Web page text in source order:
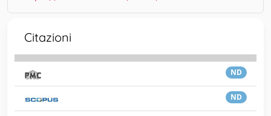
Citazioni
ND
ND